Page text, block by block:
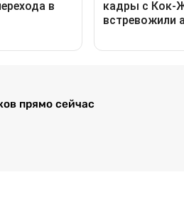
прямо сейчас